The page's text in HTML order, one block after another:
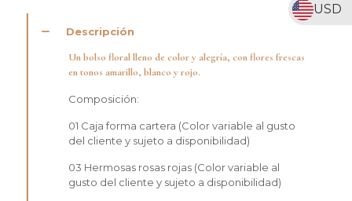
USD
Descripción
Un bolso floral lleno de color y alegría, con flores frescas
en tonos amarillo, blanco y rojo.
Composición:
01 Caja forma cartera (Color variable al gusto
del cliente y sujeto a disponibilidad)
03 Hermosas rosas rojas (Color variable al
gusto del cliente y sujeto a disponibilidad)